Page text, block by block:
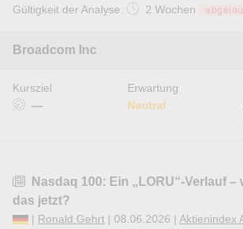
Gültigkeit der Analyse:
2 Wochen
Broadcom Inc
Kursziel
—
Erwartung
Neutral
Nasdaq 100: Ein „LORU“-Verlauf
das jetzt?
| Ronald Gehrt | 08.06.2026 | Aktienindex